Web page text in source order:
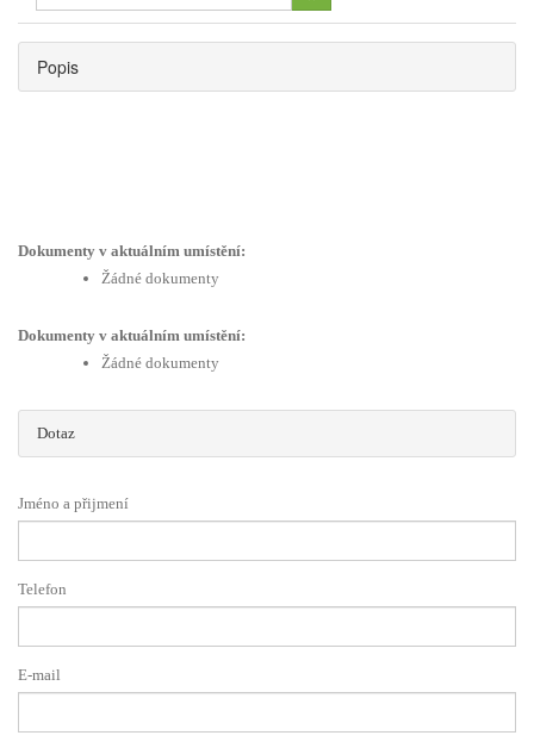
Popis
Dokumenty v aktuálním umístění:
Žádné dokumenty
Dokumenty v aktuálním umístění:
Žádné dokumenty
Dotaz
Jméno a přijmení
Telefon
E-mail